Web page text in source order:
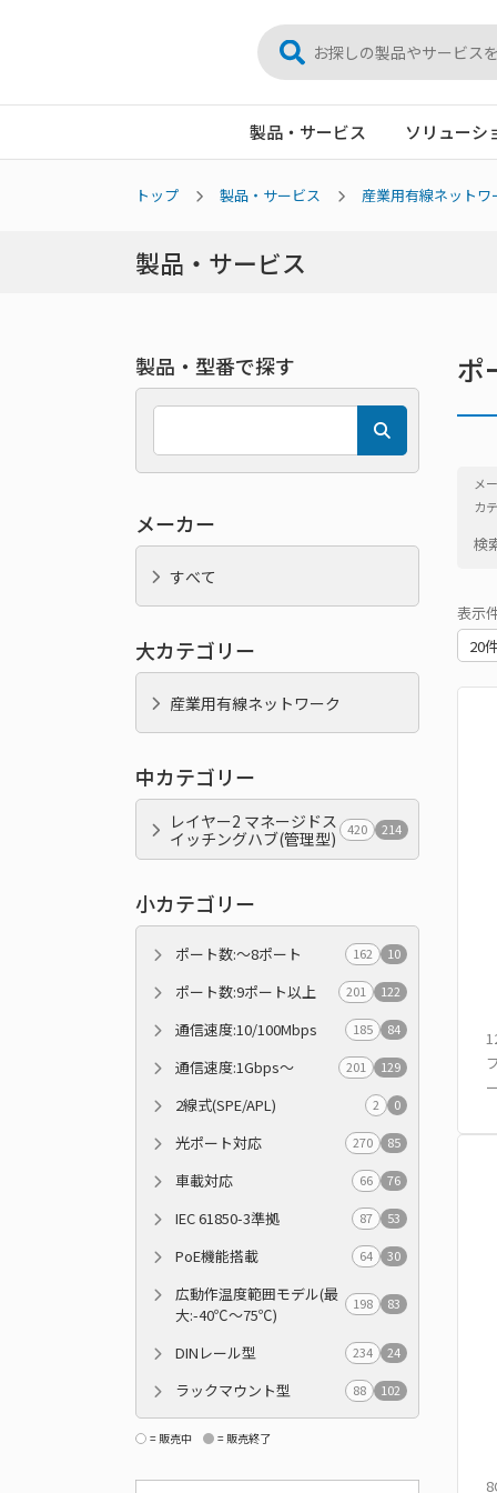
製品・サービス ソリューシ
トップ 製品・サービス 産業用有線ネットワ
製品・サービス
ポ
メ
カ
検
表示
製品・型番で探す
メーカー
すべて
大カテゴリー
産業用有線ネットワーク
中カテゴリー
レイヤー2 マネージドス
イッチングハブ(管理型)
420 214
小カテゴリー
ポート数:～8ポート 162 10
ポート数:9ポート以上 201 122
通信速度:10/100Mbps 185 84
通信速度:1Gbps～ 201 129
2線式(SPE/APL) 2 0
光ポート対応 270 85
車載対応 66 76
IEC 61850-3準拠 87 53
PoE機能搭載 64 30
広動作温度範囲モデル(最
大:-40℃～75℃)
198 83
DINレール型 234 24
ラックマウント型 88 102
= 販売中 = 販売終了